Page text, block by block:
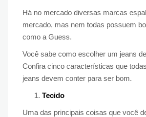
Há no mercado diversas marcas
mercado, mas nem todas possuem
como a Guess.
Você sabe como escolher um jeans
Confira cinco características que
jeans devem conter para ser bom.
Tecido
Uma das principais coisas que você